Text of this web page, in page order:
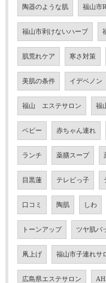
陶器のような肌 福山市
福山市剥けないハーブ
肌荒れケア 寒さ対策
美肌の条件 イデベノン
福山 エステサロン 福
ベビー 赤ちゃん連れ
ランチ 薬膳スープ
目黒蓮 テレビっ子
口コミ 陶肌 しわ
トーンアップ ツヤ肌パ
凧上げ 福山市子連れサ
広島県エステサロン